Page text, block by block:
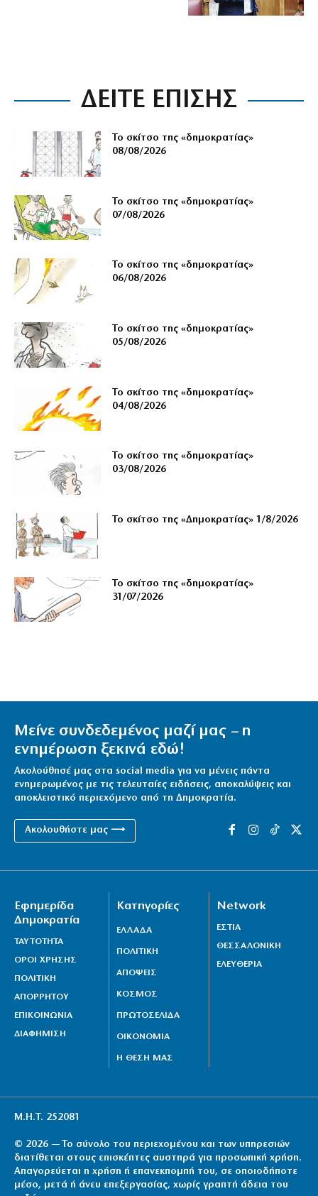
ΔΕΙΤΕ ΕΠΙΣΗΣ
Το σκίτσο της «δημοκρατίας»
08/08/2026
Το σκίτσο της «δημοκρατίας»
07/08/2026
Το σκίτσο της «δημοκρατίας»
06/08/2026
Το σκίτσο της «δημοκρατίας»
05/08/2026
Το σκίτσο της «δημοκρατίας»
04/08/2026
Το σκίτσο της «δημοκρατίας»
03/08/2026
Το σκίτσο της «Δημοκρατίας» 1/8/2026
Το σκίτσο της «δημοκρατίας»
31/07/2026
Μείνε συνδεδεμένος μαζί μας – η
ενημέρωση ξεκινά εδώ!
Ακολούθησέ μας στα social media για να μένεις πάντα
ενημερωμένος με τις τελευταίες ειδήσεις, αποκαλύψεις και
αποκλειστικό περιεχόμενο από τη Δημοκρατία.
Ακολουθήστε μας ⟶
Εφημερίδα
Δημοκρατία
ΤΑΥΤΟΤΗΤΑ
ΟΡΟΙ ΧΡΗΣΗΣ
ΠΟΛΙΤΙΚΗ
ΑΠΟΡΡΗΤΟΥ
ΕΠΙΚΟΙΝΩΝΙΑ
ΔΙΑΦΗΜΙΣΗ
Κατηγορίες
ΕΛΛΑΔΑ
ΠΟΛΙΤΙΚΗ
ΑΠΟΨΕΙΣ
ΚΟΣΜΟΣ
ΠΡΩΤΟΣΕΛΙΔΑ
ΟΙΚΟΝΟΜΙΑ
Η ΘΕΣΗ ΜΑΣ
Network
ΕΣΤΙΑ
ΘΕΣΣΑΛΟΝΙΚΗ
ΕΛΕΥΘΕΡΙΑ
Μ.Η.Τ. 252081
© 2026 — Το σύνολο του περιεχομένου και των υπηρεσιών
διατίθεται στους επισκέπτες αυστηρά για προσωπική χρήση.
Απαγορεύεται η χρήση ή επανεκπομπή του, σε οποιοδήποτε
μέσο, μετά ή άνευ επεξεργασίας, χωρίς γραπτή άδεια του